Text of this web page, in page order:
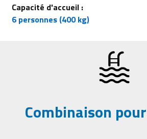
Capacité d'accueil :
6 personnes (400 kg)
Combinaison